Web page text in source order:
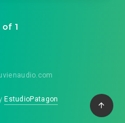
of 1
EstudioPatagon